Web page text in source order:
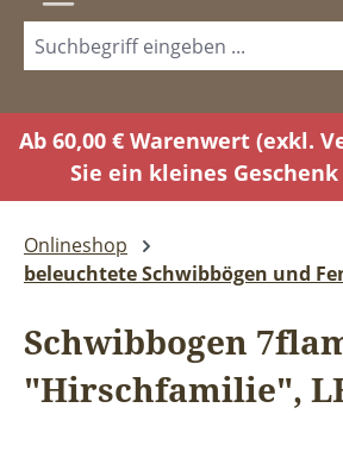
Ab 60,00 € Warenwert (exkl.
Sie ein kleines
Onlineshop
beleuchtete Schwibbögen und
Schwibbogen
"Hirschfamilie",